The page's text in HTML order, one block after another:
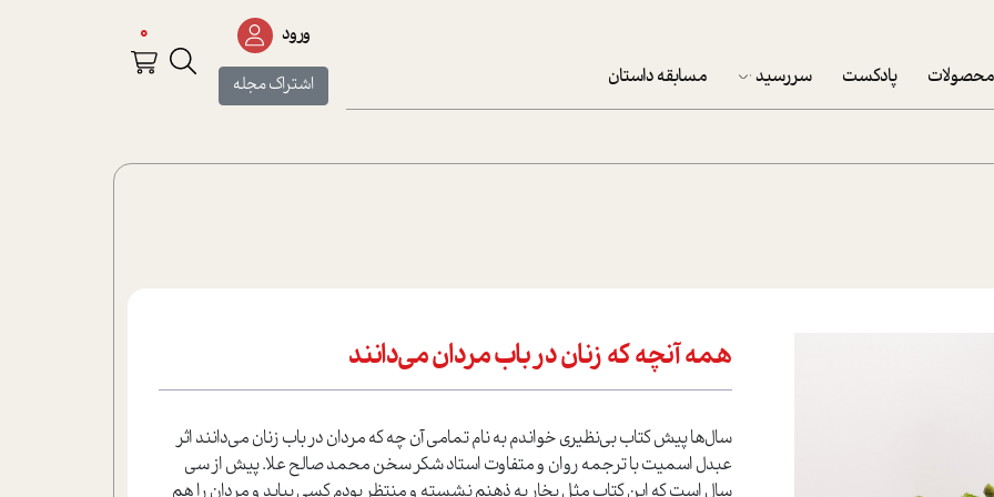
محصولات پادکست سررسید مسابقه داستان
ورود
اشتراک مجله
0
همه آنچه که زنان در باب مردان می‌دانند
سال‌ها پیش کتاب بی‌نظیری خواندم به نام تمامی آن چه که مردان در باب زنان می‌دانند اثر
عبدل اسمیت با ترجمه روان و متفاوت استاد شکر سخن محمد صالح علا. پیش از سی